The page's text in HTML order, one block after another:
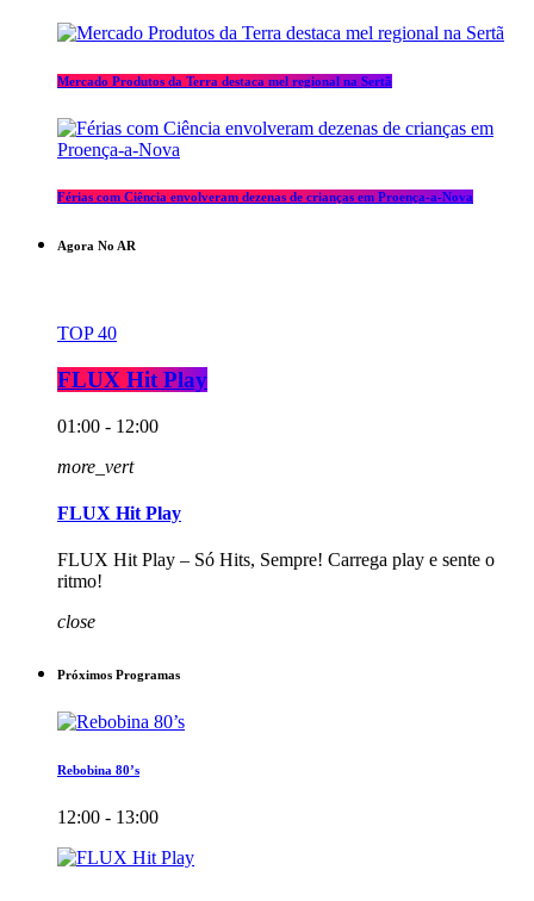
Mercado Produtos da Terra destaca mel regional na Sertã
Férias com Ciência envolveram dezenas de crianças em Proença-a-Nova
Agora No AR
TOP 40
FLUX Hit Play
01:00 - 12:00
more_vert
FLUX Hit Play
FLUX Hit Play – Só Hits, Sempre! Carrega play e sente o
ritmo!
close
Próximos Programas
Rebobina 80’s
12:00 - 13:00